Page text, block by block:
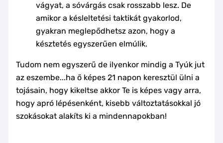
vágyat, a sóvárgás csak rosszabb lesz. De
amikor a késleltetési taktikát gyakorlod,
gyakran meglepődhetsz azon, hogy a
késztetés egyszerűen elmúlik.
Tudom nem egyszerű de ilyenkor mindig a Tyúk jut
az eszembe...ha ő képes 21 napon keresztül ülni a
tojásain, hogy kikeltse akkor Te is képes vagy arra,
hogy apró lépésenként, kisebb változtatásokkal jó
szokásokat alakíts ki a mindennapokban!